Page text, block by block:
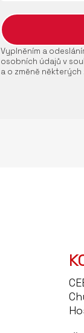
Vyplněním a
osobních údajů v
a o změně